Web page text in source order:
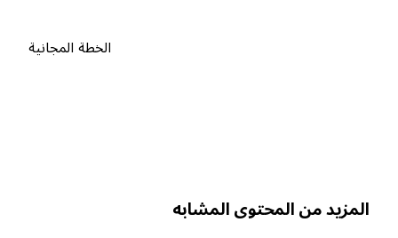
الخطة المجانية
من المحتوى المشابه